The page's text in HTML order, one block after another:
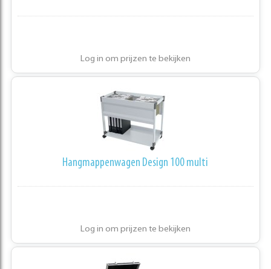
Log in om prijzen te bekijken
Hangmappenwagen Design 100 multi
Log in om prijzen te bekijken